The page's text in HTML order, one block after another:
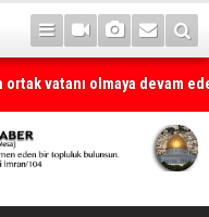
vatanı olmaya devam